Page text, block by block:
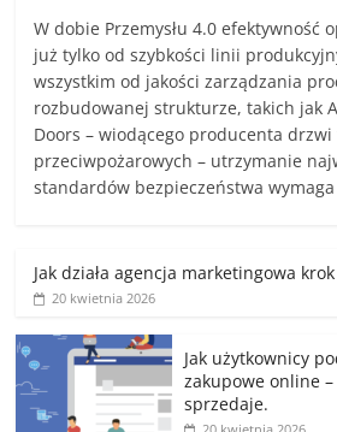
W dobie Przemysłu 4.0 efektywność
już tylko od szybkości linii
wszystkim od jakości zarządzania
rozbudowanej strukturze, takich jak
Doors – wiodącego producenta
przeciwpożarowych – utrzymanie
standardów bezpieczeństwa
Jak działa agencja marketingowa
20 kwietnia 2026
Jak użytkownicy
zakupowe online
sprzedaje.